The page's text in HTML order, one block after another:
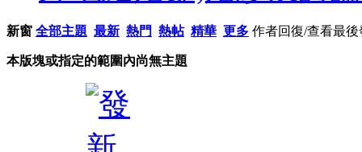
新窗 全部主題 最新 熱門 熱帖 精華 更多 作者回復/查看最後
本版塊或指定的範圍內尚無主題